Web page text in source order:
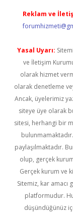
Reklam ve
Yasal Uyarı:
ve İletişim
olarak hizmet
olarak denetleme
Ancak, üyelerimiz
siteye üye olarak
sitesi, herhangi bir
paylaşılmaktadır.
olup, gerçek
Gerçek kurum ve
Sitemiz, kar amacı
platformudur.
düşündüğünüz